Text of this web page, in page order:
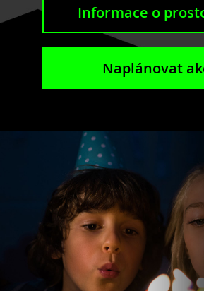
Informace o
Naplánovat